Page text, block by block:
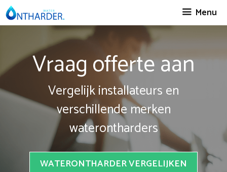
Spring
naar
Menu
Vraag offerte aan
Vergelijk installateurs en
verschillende merken
waterontharders
WATERONTHARDER VERGELIJKEN